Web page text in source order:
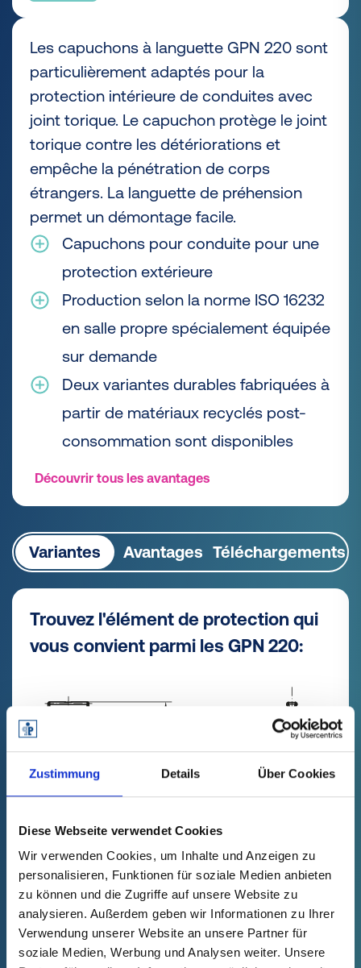
Zustimmung Details Über Cookies
Diese Webseite verwendet Cookies
Wir verwenden Cookies, um Inhalte und Anzeigen zu
personalisieren, Funktionen für soziale Medien anbieten
zu können und die Zugriffe auf unsere Website zu
analysieren. Außerdem geben wir Informationen zu Ihrer
Verwendung unserer Website an unsere Partner für
soziale Medien, Werbung und Analysen weiter. Unsere
Les capuchons à languette GPN 220 sont
particulièrement adaptés pour la
protection intérieure de conduites avec
joint torique. Le capuchon protège le joint
torique contre les détériorations et
empêche la pénétration de corps
étrangers. La languette de préhension
permet un démontage facile.
Capuchons pour conduite pour une
protection extérieure
Production selon la norme ISO 16232
en salle propre spécialement équipée
sur demande
Deux variantes durables fabriquées à
partir de matériaux recyclés post-
consommation sont disponibles
Découvrir tous les avantages
Variantes Avantages Téléchargements
Trouvez l'élément de protection qui
vous convient parmi les GPN 220:
Le filtre de produit n'a pas pu être chargé.
mm inch
Vider le filtre